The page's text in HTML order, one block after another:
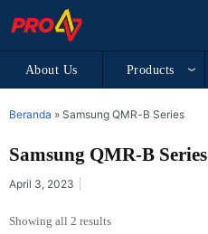
About Us Products
Beranda » Samsung QMR-B Series
Samsung QMR-B Series
April 3, 2023
Showing all 2 results